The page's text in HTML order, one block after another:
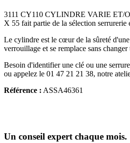
3111 CY110 CYLINDRE VARIE ET/
X 55 fait partie de la sélection serrurerie
Le cylindre est le cœur de la sûreté
verrouillage et se remplace sans changer
Besoin d'identifier une clé ou une
ou appelez le 01 47 21 21 38, notre
Référence : ASSA46361
Un conseil expert chaque mois.